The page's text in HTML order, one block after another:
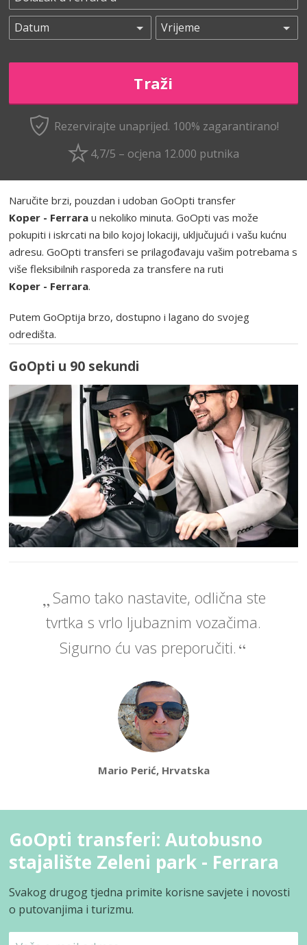
Rezervirajte unaprijed. 100% zagarantirano!
4,7/5 – ocjena 12.000 putnika
Naručite brzi, pouzdan i udoban GoOpti transfer
Koper - Ferrara u nekoliko minuta. GoOpti vas može
pokupiti i iskrcati na bilo kojoj lokaciji, uključujući i vašu kućnu
adresu. GoOpti transferi se prilagođavaju vašim potrebama s
više fleksibilnih rasporeda za transfere na ruti
Koper - Ferrara.
Putem GoOptija brzo, dostupno i lagano do svojeg
odredišta.
GoOpti u 90 sekundi
Samo tako nastavite, odlična ste
tvrtka s vrlo ljubaznim vozačima.
Sigurno ću vas preporučiti.
Mario Perić, Hrvatska
GoOpti transferi: Autobusno
stajalište Zeleni park - Ferrara
Svakog drugog tjedna primite korisne savjete i novosti
o putovanjima i turizmu.